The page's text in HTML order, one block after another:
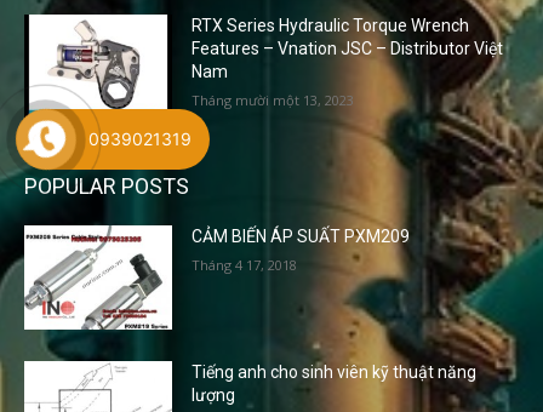
RTX Series Hydraulic Torque Wrench
Features – Vnation JSC – Distributor Việt
Nam
Tháng mười một 13, 2023
POPULAR POSTS
CẢM BIẾN ÁP SUẤT PXM209
Tháng 4 17, 2018
Tiếng anh cho sinh viên kỹ thuật năng
lượng
0939021319